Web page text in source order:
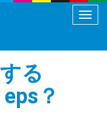
メ
ュ
る
？